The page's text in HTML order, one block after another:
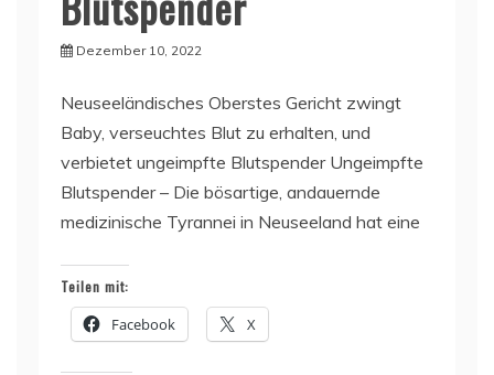
Dezember 10, 2022
Neuseeländisches Oberstes Gericht zwingt
Baby, verseuchtes Blut zu erhalten, und
verbietet ungeimpfte Blutspender Ungeimpfte
Blutspender – Die bösartige, andauernde
medizinische Tyrannei in Neuseeland hat eine
Teilen mit:
Facebook X